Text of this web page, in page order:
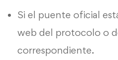
Si el puente oficial
web del protocolo o
correspondiente.